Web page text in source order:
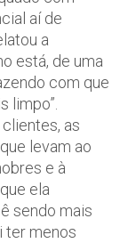
aí de
a
está, de uma
com que
limpo”.
as
levam ao
e à
ela
sendo mais
ter menos